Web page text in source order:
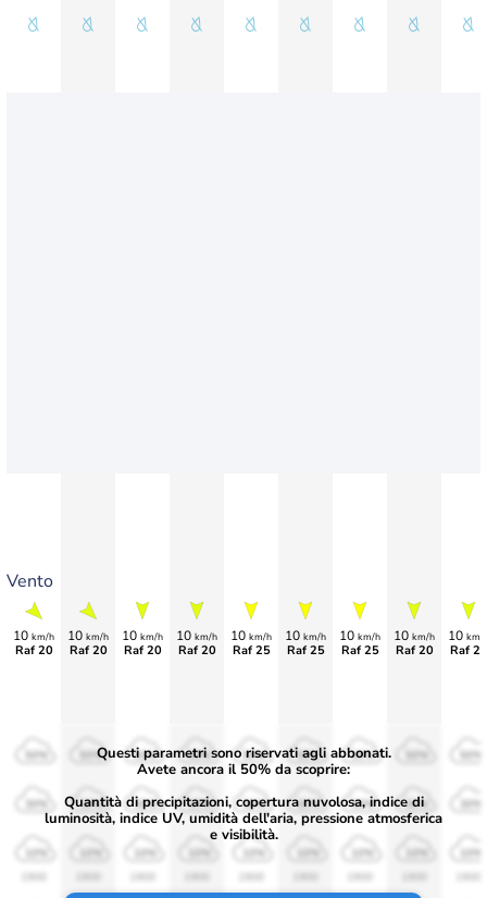
Vento
10 km/h
Raf 20
10 km/h
Raf 20
10 km/h
Raf 20
10 km/h
Raf 20
10 km/h
Raf 25
10 km/h
Raf 25
10 km/h
Raf 25
10 km/h
Raf 20
10 km/
Raf 20
50%
30%
10%
50%
30%
50%
30%
10%
50%
30%
50%
30%
10%
50%
30%
50%
30%
10%
30% 30%
Questi parametri sono riservati agli abbonati.
Avete ancora il 50% da scoprire:
Quantità di precipitazioni, copertura nuvolosa, indice di
luminosità, indice UV, umidità dell'aria, pressione atmosferica
e visibilità.